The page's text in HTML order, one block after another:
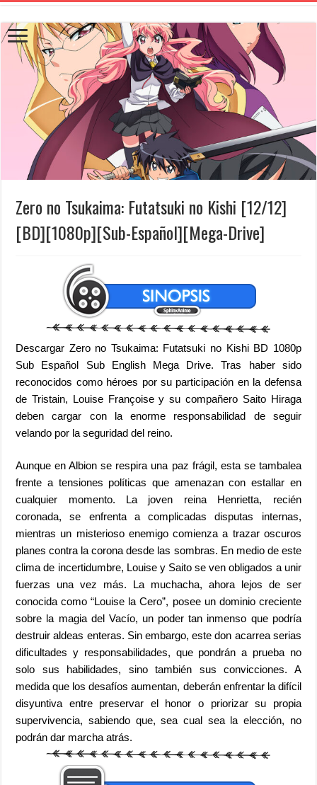
Zero no Tsukaima: Futatsuki no Kishi [12/12]
[BD][1080p][Sub-Español][Mega-Drive]
Descargar Zero no Tsukaima: Futatsuki no Kishi BD 1080p
Sub Español Sub English Mega Drive. Tras haber sido
reconocidos como héroes por su participación en la defensa
de Tristain, Louise Françoise y su compañero Saito Hiraga
deben cargar con la enorme responsabilidad de seguir
velando por la seguridad del reino.
Aunque en Albion se respira una paz frágil, esta se tambalea
frente a tensiones políticas que amenazan con estallar en
cualquier momento. La joven reina Henrietta, recién
coronada, se enfrenta a complicadas disputas internas,
mientras un misterioso enemigo comienza a trazar oscuros
planes contra la corona desde las sombras. En medio de este
clima de incertidumbre, Louise y Saito se ven obligados a unir
fuerzas una vez más. La muchacha, ahora lejos de ser
conocida como “Louise la Cero”, posee un dominio creciente
sobre la magia del Vacío, un poder tan inmenso que podría
destruir aldeas enteras. Sin embargo, este don acarrea serias
dificultades y responsabilidades, que pondrán a prueba no
solo sus habilidades, sino también sus convicciones. A
medida que los desafíos aumentan, deberán enfrentar la difícil
disyuntiva entre preservar el honor o priorizar su propia
supervivencia, sabiendo que, sea cual sea la elección, no
podrán dar marcha atrás.